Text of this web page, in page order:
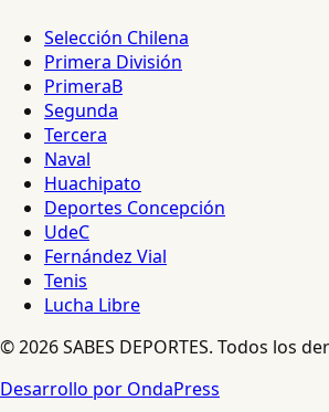
Selección Chilena
Primera División
PrimeraB
Segunda
Tercera
Naval
Huachipato
Deportes Concepción
UdeC
Fernández Vial
Tenis
Lucha Libre
© 2026 SABES DEPORTES. Todos los
Desarrollo por OndaPress